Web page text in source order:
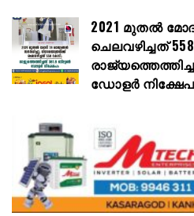
2021 മുതൽ
ചെലവഴിച്ചത്
ഡോളർ